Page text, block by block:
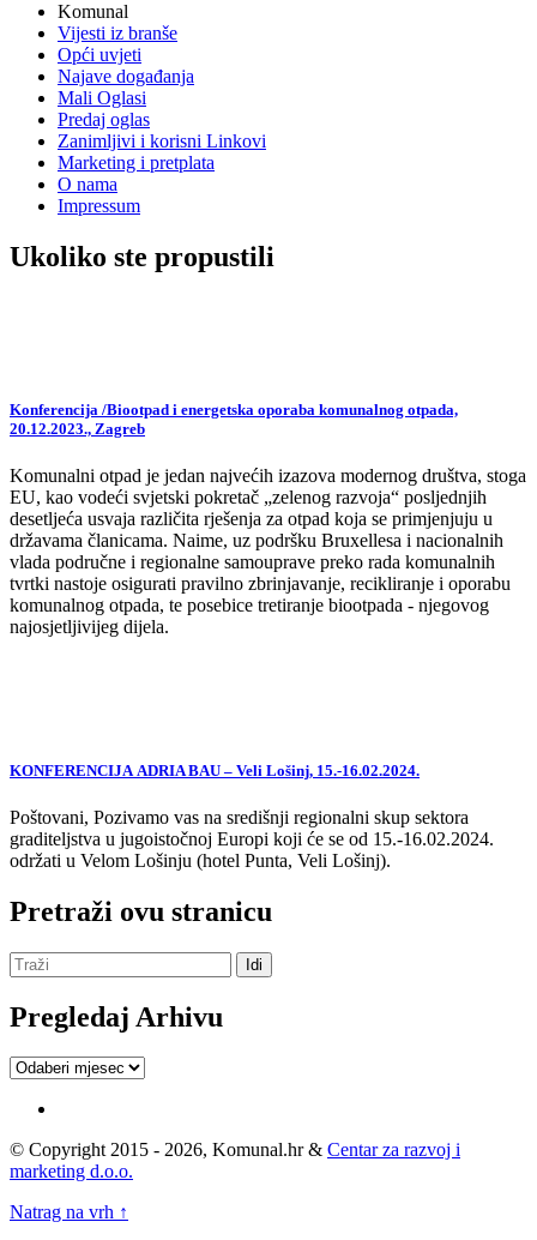
Komunal
Vijesti iz branše
Opći uvjeti
Najave događanja
Mali Oglasi
Predaj oglas
Zanimljivi i korisni Linkovi
Marketing i pretplata
O nama
Impressum
Ukoliko ste propustili
Konferencija /Biootpad i energetska oporaba komunalnog otpada,
20.12.2023., Zagreb
Komunalni otpad je jedan najvećih izazova modernog društva, stoga
EU, kao vodeći svjetski pokretač „zelenog razvoja“ posljednjih
desetljeća usvaja različita rješenja za otpad koja se primjenjuju u
državama članicama. Naime, uz podršku Bruxellesa i nacionalnih
vlada područne i regionalne samouprave preko rada komunalnih
tvrtki nastoje osigurati pravilno zbrinjavanje, recikliranje i oporabu
komunalnog otpada, te posebice tretiranje biootpada - njegovog
najosjetljivijeg dijela.
KONFERENCIJA ADRIA BAU – Veli Lošinj, 15.-16.02.2024.
Poštovani, Pozivamo vas na središnji regionalni skup sektora
graditeljstva u jugoistočnoj Europi koji će se od 15.-16.02.2024.
održati u Velom Lošinju (hotel Punta, Veli Lošinj).
Pretraži ovu stranicu
Pregledaj Arhivu
Pregledaj
© Copyright 2015 - 2026, Komunal.hr & Centar za razvoj i
marketing d.o.o.
Natrag na vrh ↑